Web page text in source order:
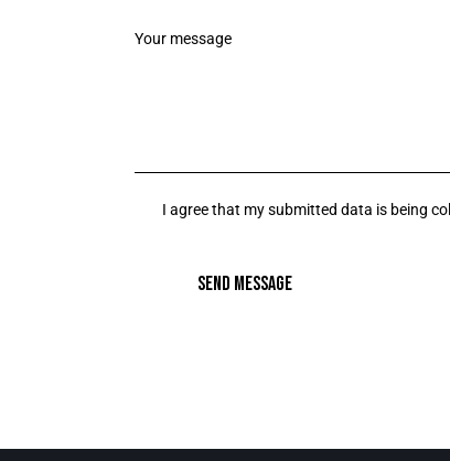
I agree that my submitted data is being
SEND MESSAGE